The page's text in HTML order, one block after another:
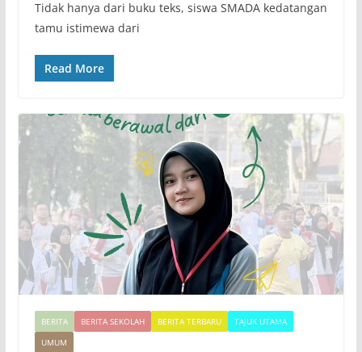
Tidak hanya dari buku teks, siswa SMADA kedatangan
tamu istimewa dari
Read More
BERITA BERITA SEKOLAH BERITA TERBARU
TAJUK UTAMA
UMUM